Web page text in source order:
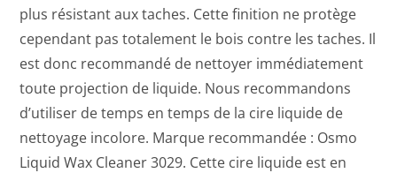
plus résistant aux taches. Cette finition ne protège
cependant pas totalement le bois contre les taches. Il
est donc recommandé de nettoyer immédiatement
toute projection de liquide. Nous recommandons
d’utiliser de temps en temps de la cire liquide de
nettoyage incolore. Marque recommandée : Osmo
Liquid Wax Cleaner 3029. Cette cire liquide est en